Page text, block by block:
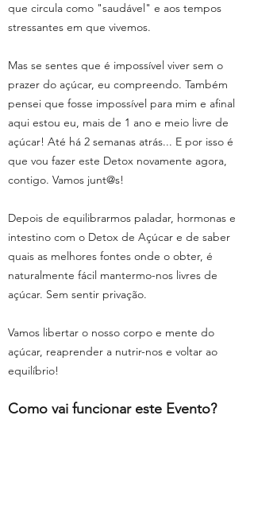
que circula como "saudável" e aos tempos
stressantes em que vivemos.
Mas se sentes que é impossível viver sem o
prazer do açúcar, eu compreendo. Também
pensei que fosse impossível para mim e afinal
aqui estou eu, mais de 1 ano e meio livre de
açúcar! Até há 2 semanas atrás... E por isso é
que vou fazer este Detox novamente agora,
contigo. Vamos junt@s!
Depois de equilibrarmos paladar, hormonas e
intestino com o Detox de Açúcar e de saber
quais as melhores fontes onde o obter, é
naturalmente fácil mantermo-nos livres de
açúcar. Sem sentir privação.
Vamos libertar o nosso corpo e mente do
açúcar, reaprender a nutrir-nos e voltar ao
equilíbrio!
Como vai funcionar este Evento?